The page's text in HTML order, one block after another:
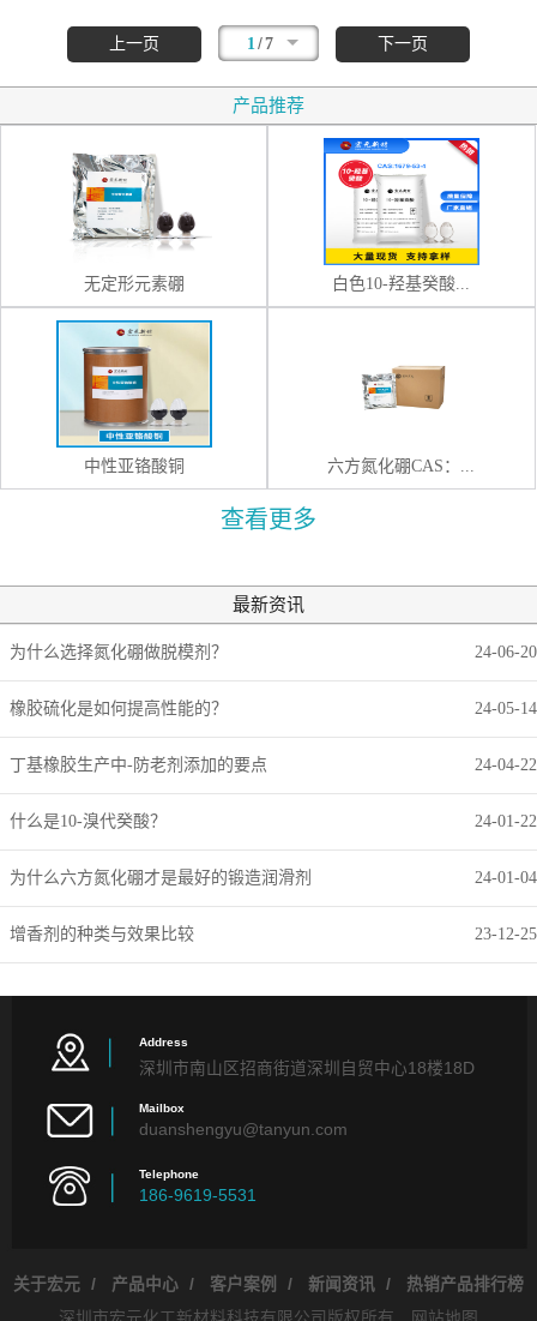
上一页 1 /7 下一页
产品推荐
无定形元素硼 白色10-羟基癸酸...
中性亚铬酸铜 六方氮化硼CAS：...
查看更多
最新资讯
为什么选择氮化硼做脱模剂？ 24-06-20
橡胶硫化是如何提高性能的？ 24-05-14
丁基橡胶生产中-防老剂添加的要点 24-04-22
什么是10-溴代癸酸？ 24-01-22
为什么六方氮化硼才是最好的锻造润滑剂 24-01-04
增香剂的种类与效果比较 23-12-25
Address
深圳市南山区招商街道深圳自贸中心18楼18D
Mailbox
duanshengyu@tanyun.com
Telephone
186-9619-5531
关于宏元 / 产品中心 / 客户案例 / 新闻资讯 /
热销产品排行榜